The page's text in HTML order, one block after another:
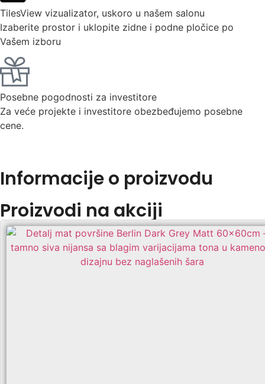
TilesView vizualizator, uskoro u našem salonu
Izaberite prostor i uklopite zidne i podne pločice po
Vašem izboru
Posebne pogodnosti za investitore
Za veće projekte i investitore obezbeđujemo posebne
cene.
Informacije o proizvodu
Proizvodi na akciji